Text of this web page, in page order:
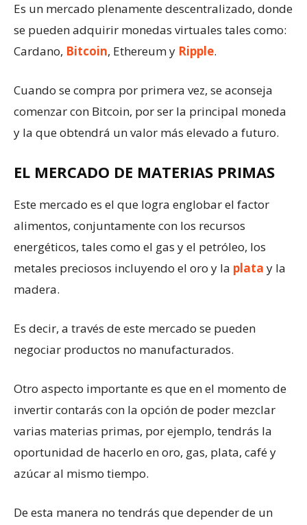
Es un mercado plenamente descentralizado, donde
se pueden adquirir monedas virtuales tales como:
Cardano, Bitcoin, Ethereum y Ripple.
Cuando se compra por primera vez, se aconseja
comenzar con Bitcoin, por ser la principal moneda
y la que obtendrá un valor más elevado a futuro.
EL MERCADO DE MATERIAS PRIMAS
Este mercado es el que logra englobar el factor
alimentos, conjuntamente con los recursos
energéticos, tales como el gas y el petróleo, los
metales preciosos incluyendo el oro y la plata y la
madera.
Es decir, a través de este mercado se pueden
negociar productos no manufacturados.
Otro aspecto importante es que en el momento de
invertir contarás con la opción de poder mezclar
varias materias primas, por ejemplo, tendrás la
oportunidad de hacerlo en oro, gas, plata, café y
azúcar al mismo tiempo.
De esta manera no tendrás que depender de un